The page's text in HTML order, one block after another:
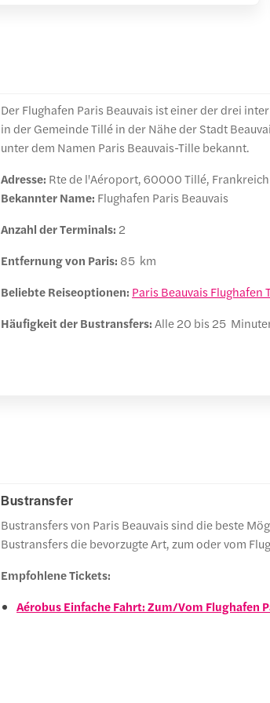
Der Flughafen Paris Beauvais ist einer der drei
in der Gemeinde Tillé in der Nähe der Stadt
unter dem Namen Paris Beauvais-Tille bekannt.
Adresse: Rte de l'Aéroport, 60000 Tillé,
Bekannter Name: Flughafen Paris Beauvais
Anzahl der Terminals: 2
Entfernung von Paris: 85 km
Beliebte Reiseoptionen: Paris Beauvais Flughafen
Häufigkeit der Bustransfers:Alle 20 bis 25
Bustransfer
Bustransfers von Paris Beauvais sind die beste
Bustransfers die bevorzugte Art, zum oder vom
Empfohlene Tickets:
Aérobus Einfache Fahrt: Zum/Vom Flughafen